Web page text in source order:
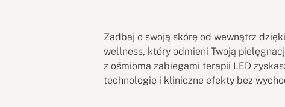
Zadbaj o swoją skórę od wewnątrz
wellness, który odmieni Twoją
z ośmioma zabiegami terapii LED
technologię i kliniczne efekty bez